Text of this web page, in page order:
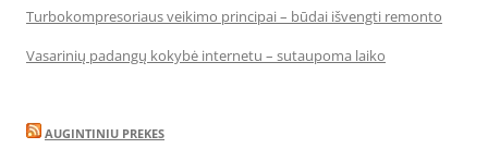
Turbokompresoriaus veikimo principai – būdai išvengti remonto
Vasarinių padangų kokybė internetu – sutaupoma laiko
AUGINTINIU PREKES